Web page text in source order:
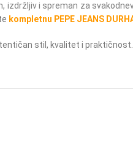
izdržljiv i spreman za
kompletnu PEPE JEANS
stil, kvalitet i